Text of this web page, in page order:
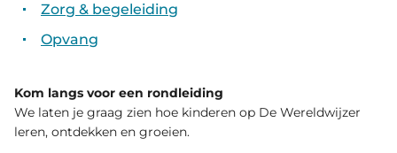
Zorg & begeleiding
Opvang
Kom langs voor een rondleiding
We laten je graag zien hoe kinderen op De Wereldwijzer
leren, ontdekken en groeien.